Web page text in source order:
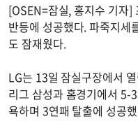
[OSEN=잠실, 홍지수 기자]
반등에 성공했다. 파죽지세
도 잠재웠다.
LG는 13일 잠실구장에서
리그 삼성과 홈경기에서 5-
욕하며 3연패 탈출에 성공